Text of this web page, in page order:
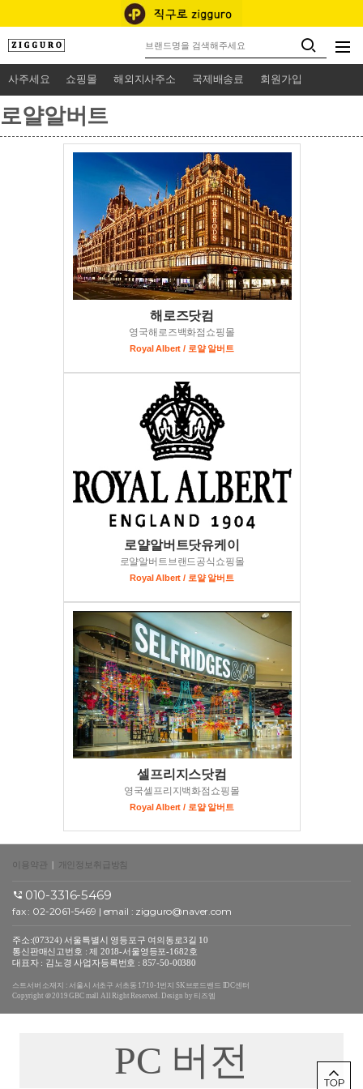
사주세요 쇼핑몰 해외지사주소 국제배송료 회원가입
로얄알버트
해로즈닷컴
영국해로즈백화점쇼핑몰
Royal Albert / 로얄 알버트
로얄알버트닷유케이
로얄알버트브랜드공식쇼핑몰
Royal Albert / 로얄 알버트
셀프리지스닷컴
영국셀프리지백화점쇼핑몰
Royal Albert / 로얄 알버트
이용약관 | 개인정보취급방침
010-3316-5469
fax : 02-2061-5469 | email : zigguro@naver.com
주소:(07324) 서울특별시 영등포구 여의동로3길 10
통신판매신고번호 : 제 2018-서울영등포-1682호
대표자 : 김노경 사업자등록번호 : 857-50-00380
스트서버 소재지 : 서울시 서초구 서초동 1710-1번지 SK브로드밴드 IDC센터
Copyright ＠2019 GBC mall All Right Reserved. Design by 티즈엠
PC 버전